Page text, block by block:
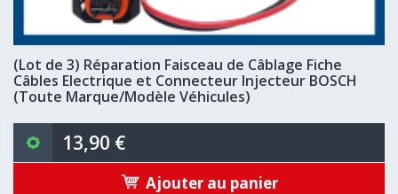
(Lot de 3) Réparation Faisceau de Câblage Fiche
Câbles Electrique et Connecteur Injecteur BOSCH
(Toute Marque/Modèle Véhicules)
13,90 €
Ajouter au panier